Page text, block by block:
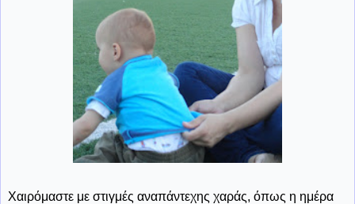
Χαιρόμαστε με στιγμές αναπάντεχης χαράς, όπως η ημέρα